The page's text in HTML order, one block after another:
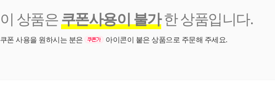
이 상품은 쿠폰사용이 불가한 상품입니다.
쿠폰 사용을 원하시는 분은 아이콘이 붙은 상품으로 주문해 주세요.